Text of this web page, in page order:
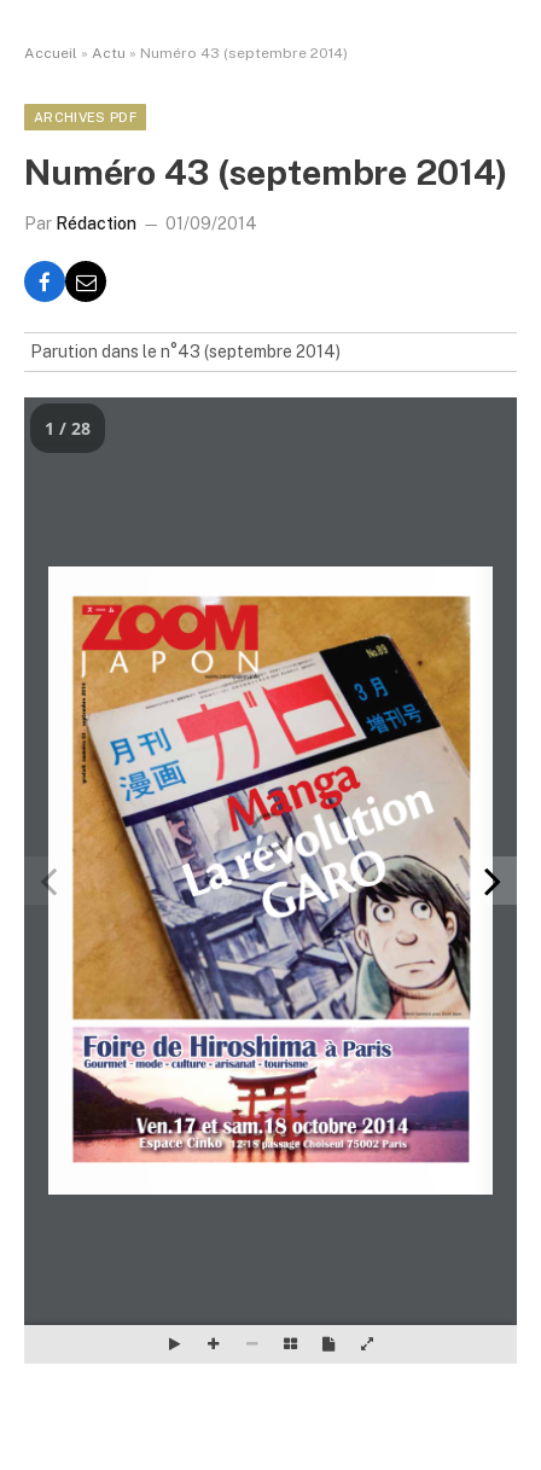
Accueil » Actu » Numéro 43 (septembre 2014)
ARCHIVES PDF
Numéro 43 (septembre 2014)
Par Rédaction 01/09/2014
Parution dans le n°43 (septembre 2014)
1 / 28